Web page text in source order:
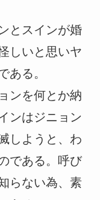
とスインが婚
しいと思いヤ
ある。
ンを何とか納
ンはジニョン
しようと、わ
である。呼び
らない為、素